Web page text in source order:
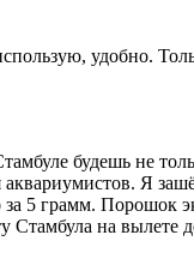
удобно.
будешь не
Я
5 грамм. Порошок
Стамбула на